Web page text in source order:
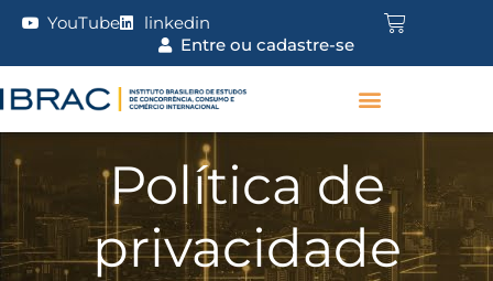
YouTube
linkedin
Entre ou cadastre-se
Política de
privacidade